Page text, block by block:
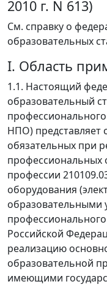
2010 г. N 613)
См. справку о
образовательных
I. Область
1.1. Настоящий
образовательный
НПО) представляет
обязательных при
профессиональных
профессии
оборудования
образовательными
Российской
реализацию
образовательной
имеющими